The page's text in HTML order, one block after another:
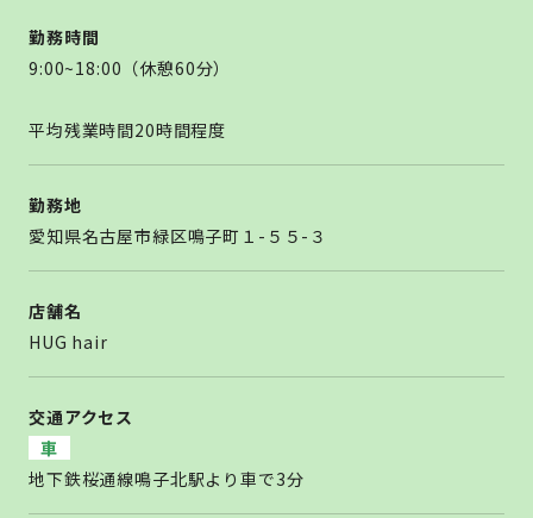
勤務時間
9:00~18:00（休憩60分）
平均残業時間20時間程度
勤務地
愛知県名古屋市緑区鳴子町１-５５-３
店舗名
HUG hair
交通アクセス
車
地下鉄桜通線鳴子北駅より車で3分